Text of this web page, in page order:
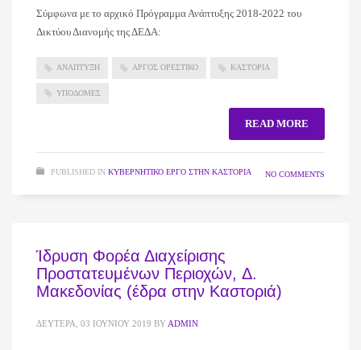
Σύμφωνα με το αρχικό Πρόγραμμα Ανάπτυξης 2018-2022 του
Δικτύου Διανομής της ΔΕΔΑ:
ΑΝΑΠΤΥΞΗ ΑΡΓΟΣ ΟΡΕΣΤΙΚΟ ΚΑΣΤΟΡΙΑ
ΥΠΟΔΟΜΕΣ
READ MORE
PUBLISHED IN ΚΥΒΕΡΝΗΤΙΚΌ ΈΡΓΟ ΣΤΗΝ ΚΑΣΤΟΡΙΆ NO COMMENTS
Ίδρυση Φορέα Διαχείρισης
Προστατευμένων Περιοχών, Δ.
Μακεδονίας (έδρα στην Καστοριά)
ΔΕΥΤΈΡΑ, 03 ΙΟΥΝΊΟΥ 2019 BYADMIN